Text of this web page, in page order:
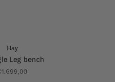
Hay
Leg bench